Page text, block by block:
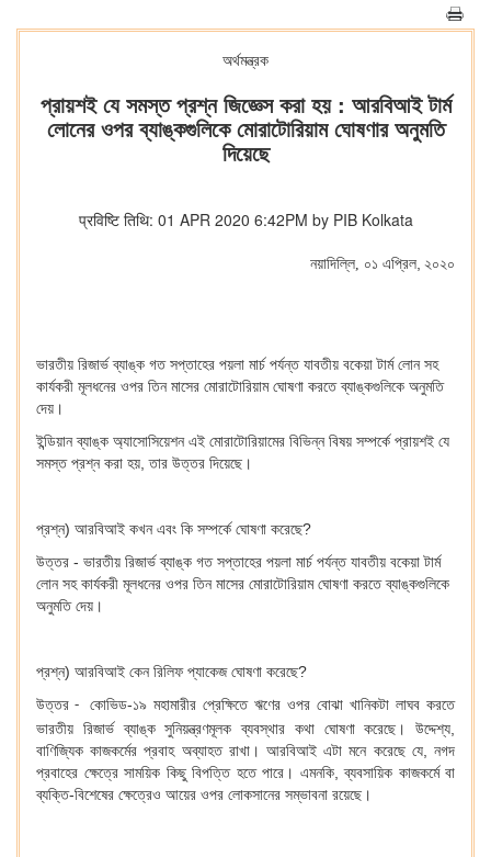
অর্থমন্ত্রক
প্রায়শই যে সমস্ত প্রশ্ন জিজ্ঞেস করা হয় : আরবিআই টার্ম
লোনের ওপর ব্যাঙ্কগুলিকে মোরাটোরিয়াম ঘোষণার অনুমতি
দিয়েছে
प्रविष्टि तिथि: 01 APR 2020 6:42PM by PIB Kolkata
নয়াদিল্লি, ০১ এপ্রিল, ২০২০
ভারতীয় রিজার্ভ ব্যাঙ্ক গত সপ্তাহের পয়লা মার্চ পর্যন্ত যাবতীয় বকেয়া টার্ম লোন সহ
কার্যকরী মূলধনের ওপর তিন মাসের মোরাটোরিয়াম ঘোষণা করতে ব্যাঙ্কগুলিকে অনুমতি
দেয়।
ইন্ডিয়ান ব্যাঙ্ক অ্যাসোসিয়েশন এই মোরাটোরিয়ামের বিভিন্ন বিষয় সম্পর্কে প্রায়শই যে
সমস্ত প্রশ্ন করা হয়, তার উত্তর দিয়েছে।
প্রশ্ন) আরবিআই কখন এবং কি সম্পর্কে ঘোষণা করেছে?
উত্তর - ভারতীয় রিজার্ভ ব্যাঙ্ক গত সপ্তাহের পয়লা মার্চ পর্যন্ত যাবতীয় বকেয়া টার্ম
লোন সহ কার্যকরী মূলধনের ওপর তিন মাসের মোরাটোরিয়াম ঘোষণা করতে ব্যাঙ্কগুলিকে
অনুমতি দেয়।
প্রশ্ন) আরবিআই কেন রিলিফ প্যাকেজ ঘোষণা করেছে?
উত্তর - কোভিড-১৯ মহামারীর প্রেক্ষিতে ঋণের ওপর বোঝা খানিকটা লাঘব করতে
ভারতীয় রিজার্ভ ব্যাঙ্ক সুনিয়ন্ত্রণমূলক ব্যবস্থার কথা ঘোষণা করেছে। উদ্দেশ্য,
বাণিজ্যিক কাজকর্মের প্রবাহ অব্যাহত রাখা। আরবিআই এটা মনে করেছে যে, নগদ
প্রবাহের ক্ষেত্রে সাময়িক কিছু বিপত্তি হতে পারে। এমনকি, ব্যবসায়িক কাজকর্মে বা
ব্যক্তি-বিশেষের ক্ষেত্রেও আয়ের ওপর লোকসানের সম্ভাবনা রয়েছে।